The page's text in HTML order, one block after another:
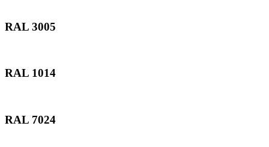
RAL 3005
RAL 1014
RAL 7024